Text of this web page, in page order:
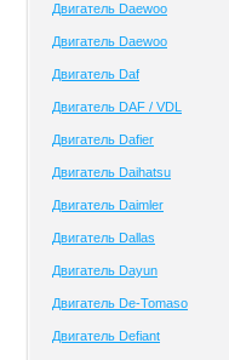
Двигатель Daewoo
Двигатель Daewoo
Двигатель Daf
Двигатель DAF / VDL
Двигатель Dafier
Двигатель Daihatsu
Двигатель Daimler
Двигатель Dallas
Двигатель Dayun
Двигатель De-Tomaso
Двигатель Defiant